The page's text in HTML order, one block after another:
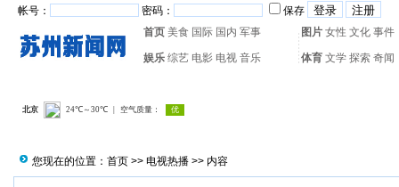
帐号： 密码：
保存
首页 美食 国际 国内 军事 图片 女性 文化 事件
娱乐 综艺 电影 电视 音乐 体育 文学 探索 奇闻
您现在的位置： 首页 >> 电视热播 >> 内容